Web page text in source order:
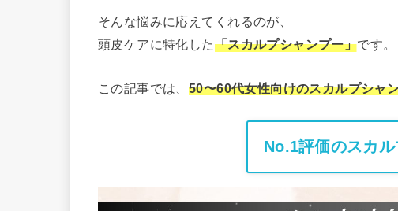
そんな悩みに応えてくれるのが、
頭皮ケアに特化した「スカルプシャンプー」です。
この記事では、 50〜60代女性向けのスカルプシャ
No.1評価のスカ